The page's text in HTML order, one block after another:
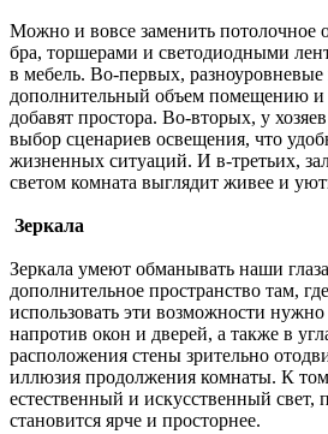
Можно и вовсе заменить потолочное
бра, торшерами и светодиодными
в мебель. Во-первых, разноуровневые
дополнительный объем помещению и
добавят простора. Во-вторых, у
выбор сценариев освещения, что
жизненных ситуаций. И в-третьих,
светом комната выглядит живее и
Зеркала
Зеркала умеют обманывать наши
дополнительное пространство там,
использовать эти возможности
напротив окон и дверей, а также в
расположения стены зрительно
иллюзия продолжения комнаты. К
естественный и искусственный
становится ярче и просторнее.